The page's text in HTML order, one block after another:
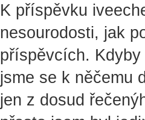
K příspěvku
nesourodosti, jak
příspěvcích.
jsme se k něčemu
jen z dosud